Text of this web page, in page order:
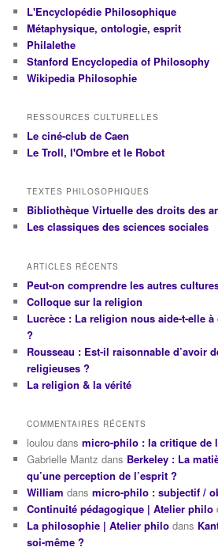
L'Encyclopédie Philosophique
Métaphysique, ontologie, esprit
Philalethe
Stanford Encyclopedia of Philosophy
Wikipedia Philosophie
RESSOURCES CULTURELLES
Le ciné-club de Caen
Le Troll, l'Ombre et le Robot
TEXTES PHILOSOPHIQUES
Bibliothèque Virtuelle des droits des
Les classiques des sciences sociales
ARTICLES RÉCENTS
Peut-on comprendre les autres
Colloque sur la religion
Lucrèce : La religion nous aide-t-elle
?
Rousseau : Est-il raisonnable d’avoir
religieuses ?
La religion & la vérité
COMMENTAIRES RÉCENTS
loulou dansmicro-philo : la critique de
Gabrielle Mantz dans Berkeley : La
qu’une perception de l’esprit ?
William dansmicro-philo : subjectif /
Continuité pédagogique | Atelier philo
La philosophie | Atelier philo dans
soi-même ?